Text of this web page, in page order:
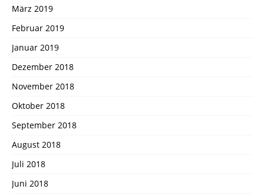
März 2019
Februar 2019
Januar 2019
Dezember 2018
November 2018
Oktober 2018
September 2018
August 2018
Juli 2018
Juni 2018